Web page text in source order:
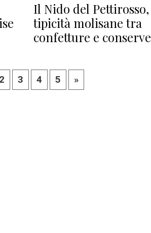
Il Nido del Pettirosso,
tipicità molisane tra
confetture e conserve
2 3 4 5 »